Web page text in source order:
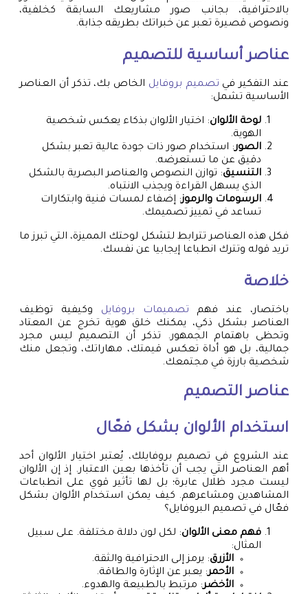
بالاحترافية، بجانب صور مشاريعك السابقة كخلفية،
ونصوص قصيرة تعبر عن خبراتك بطريقه جذابة.
عناصر أساسية للتصميم
عند التفكير في تصميم بروفايل الخاص بك، تذكر أن العناصر
الأساسية تشمل:
لوحة الألوان: اختيار الألوان بذكاء يعكس شخصية
الهوية.
الصور: استخدام صور ذات جودة عالية تعبر بشكل
دقيق عن ما تستعرضه.
التنسيق: توازن النصوص والعناصر البصرية بالشكل
الذي يسهل القراءة ويجذب الانتباه.
الرسومات والرموز: إضفاء لمسات فنية وابتكارات
تساعد في تمييز تصميمك.
فكل هذه العناصر تترابط لتشكل لوحتك المميزة، التي تبرز ما
تريد قوله وتترك انطباعا إيجابيا عن نفسك.
خلاصة
باختصار، عند فهم تصميمات بروفايل وكيفية توظيف
العناصر بشكل ذكي، يمكنك خلق هوية تخرج عن المعتاد
وتحظى باهتمام الجمهور. تذكر أن التصميم ليس مجرد
جمالية، بل هو أداة تعكس قيمتك، مهاراتك، وتجعل منك
شخصية بارزة في مجتمعك.
عناصر التصميم
استخدام الألوان بشكل فعّال
عند الشروع في تصميم بروفايلك، يُعتبر اختيار الألوان أحد
أهم العناصر التي يجب أن تأخذها بعين الاعتبار. إذ إن الألوان
ليست مجرد ظلال عابرة؛ بل لها تأثير قوي على انطباعات
المشاهدين ومشاعرهم. كيف يمكن استخدام الألوان بشكل
فعّال في تصميم البروفايل؟
فهم معنى الألوان: لكل لون دلالة مختلفة. على سبيل
المثال:
الأزرق: يرمز إلى الاحترافية والثقة.
الأحمر: يعبر عن الإثارة والطاقة.
الأخضر: مرتبط بالطبيعة والهدوء.